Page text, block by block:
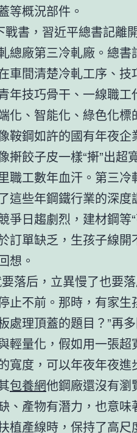
等概況部件。
戰書，習近平總書記離
總廠第三冷軋廠。總
車間清楚冷軋工序、
年技巧骨干、一線職
化、智能化、綠色化
鞍鋼如許的國有年夜企
搟餃子皮一樣“搟”出超
職工數年血汗。第三
這些年鋼鐵行業的深度
爭日趨劇烈，建材鋼等
訂單缺乏，生孩子線
想。
落后，立異慢了也要
止不前。那時，有家
處理頂蓋的題目？”再
輕量化，假如用一張
寬度，可以年夜年夜
包養網他鋼廠還沒有瀏
、產物有潛力，也意味
植產線時，保持了高